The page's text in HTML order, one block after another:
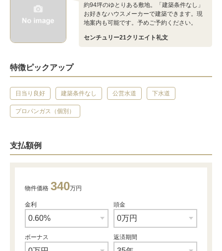
約94坪のゆとりある敷地。「建築条件なし」
お好きなハウスメーカーで建築できます。現
地案内も可能です。予めご予約ください。
センチュリー21クリエイト礼文
特徴ピックアップ
日当り良好 建築条件なし 公営水道 下水道
プロパンガス（個別）
支払額例
物件価格 340万円
金利 頭金
ボーナス 返済期間